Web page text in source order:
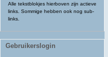
Alle tekstblokjes hierboven zijn actieve
links. Sommige hebben ook nog sub-
links.
Gebruikerslogin